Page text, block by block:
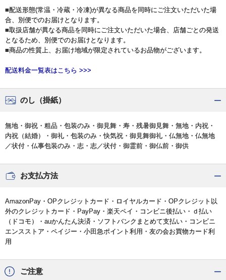
■配送形態(常温・冷蔵・冷凍)が異なる商品を同時にご注文いただいた場
合、別便でのお届けとなります。
■取扱店舗が異なる商品を同時にご注文いただいた場合、店舗ごとの発送
となるため、別便でのお届けとなります。
■商品の性質上、お届け地域が限定されているお品物がございます。
配送料金一覧表はこちら >>>
のし（掛紙）
無地・御祝・粗品・包装のみ・御見舞・寿・残暑御見舞・無地・内祝・
内祝（結婚）・御礼・包装のみ・快気祝・御見舞御礼・仏無地・仏無地
／状付・仏事包装のみ・志・志／状付・御霊前・御仏前・御供
お支払方法
AmazonPay・OPクレジットカード・ロイヤルカード・OPクレジット以
外のクレジットカード・PayPay・楽天ペイ・コンビニ後払い・ｄ払い
（ドコモ）・auかんたん決済・ソフトバンクまとめて支払い・コンビニ
エンスストア・ペイジー・小田急ポイント利用・友の会お買物カード利
用
ご注意